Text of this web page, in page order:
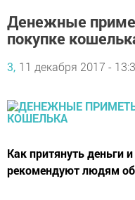
Денежные
покупке
3, 11 декабря 2017 -
Как притянуть деньги
рекомендуют людям